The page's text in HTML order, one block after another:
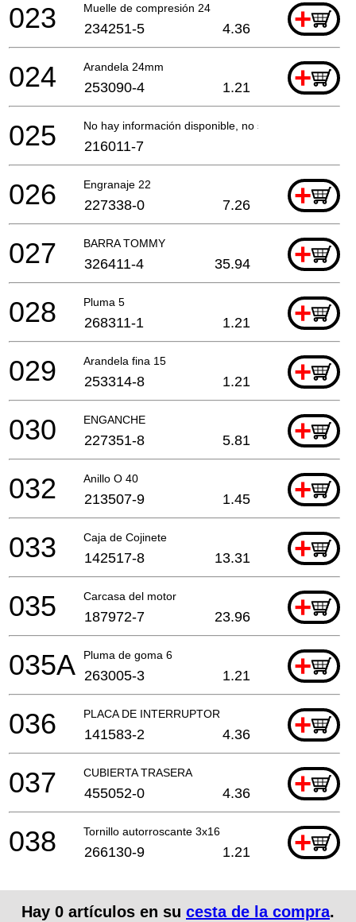
Muelle de compresión 24 +
023 234251-5 4.36
Arandela 24mm +
024 253090-4 1.21
No hay información disponible, no se puede pedir
025 216011-7
Engranaje 22 +
026 227338-0 7.26
BARRA TOMMY +
027 326411-4 35.94
Pluma 5 +
028 268311-1 1.21
Arandela fina 15 +
029 253314-8 1.21
ENGANCHE +
030 227351-8 5.81
Anillo O 40 +
032 213507-9 1.45
Caja de Cojinete +
033 142517-8 13.31
Carcasa del motor +
035 187972-7 23.96
Pluma de goma 6 +
035A 263005-3 1.21
PLACA DE INTERRUPTOR +
036 141583-2 4.36
CUBIERTA TRASERA +
037 455052-0 4.36
Tornillo autorroscante 3x16 +
038 266130-9 1.21
Hay 0 artículos en su cesta de la compra.